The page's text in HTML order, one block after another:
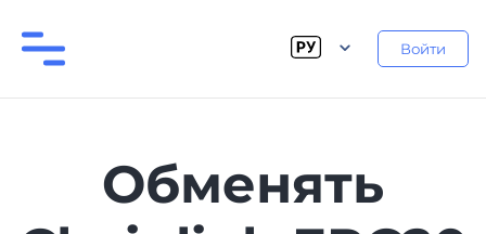
Войти
Обменять